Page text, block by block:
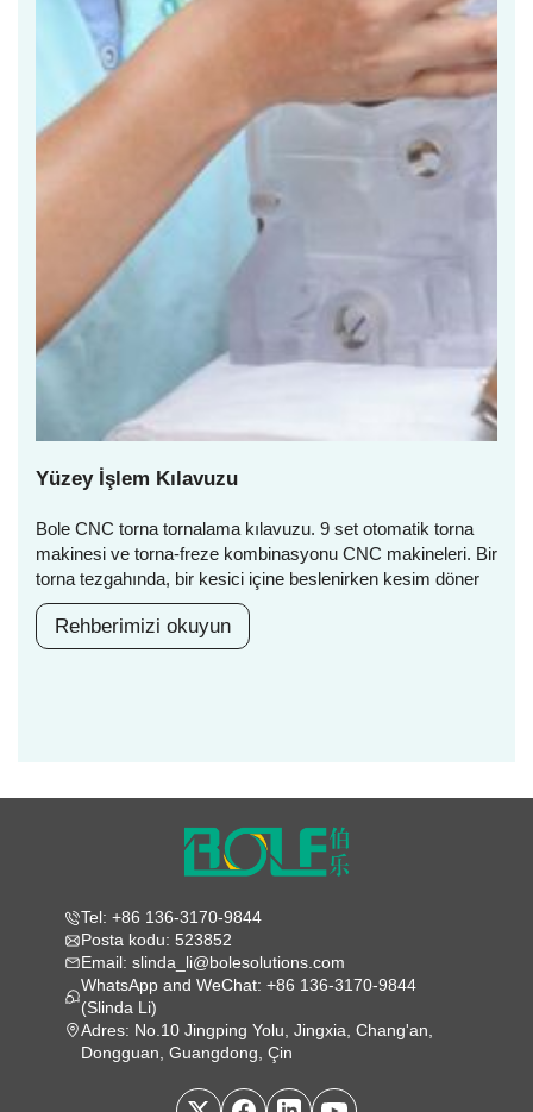
Yüzey İşlem Kılavuzu
Bole CNC torna tornalama kılavuzu. 9 set otomatik torna
makinesi ve torna-freze kombinasyonu CNC makineleri. Bir
torna tezgahında, bir kesici içine beslenirken kesim döner
Rehberimizi okuyun
Tel: +86 136-3170-9844
Posta kodu: 523852
Email: slinda_li@bolesolutions.com
WhatsApp and WeChat: +86 136-3170-9844
(Slinda Li)
Adres: No.10 Jingping Yolu, Jingxia, Chang'an,
Dongguan, Guangdong, Çin